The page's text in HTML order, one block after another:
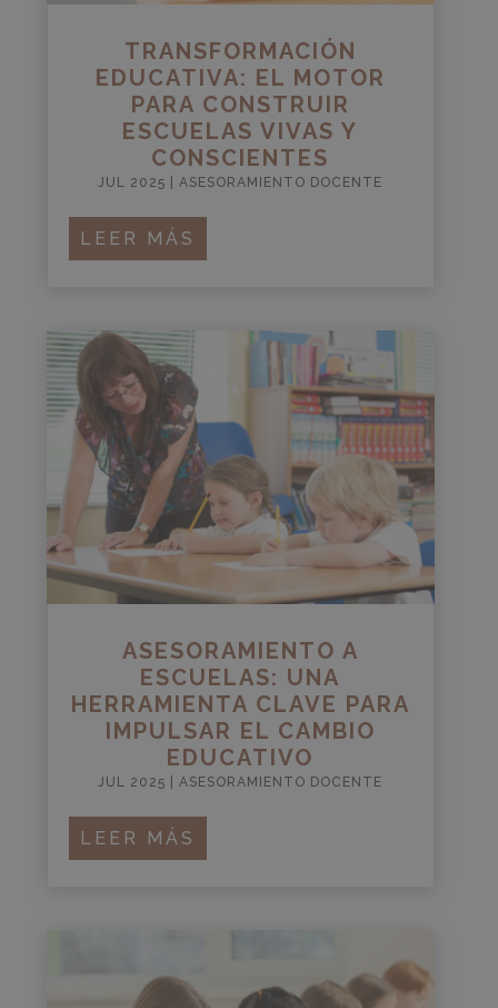
TRANSFORMACIÓN
EDUCATIVA: EL MOTOR
PARA CONSTRUIR
ESCUELAS VIVAS Y
CONSCIENTES
JUL 2025 |ASESORAMIENTO DOCENTE
LEER MÁS
ASESORAMIENTO A
ESCUELAS: UNA
HERRAMIENTA CLAVE PARA
IMPULSAR EL CAMBIO
EDUCATIVO
JUL 2025 |ASESORAMIENTO DOCENTE
LEER MÁS